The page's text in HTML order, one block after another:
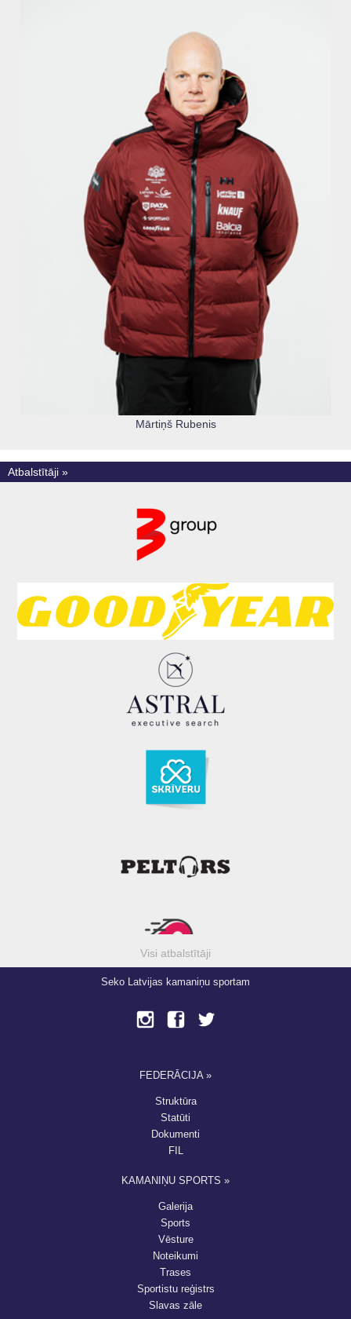
Mārtiņš Rubenis
Atbalstītāji »
Visi atbalstītāji
Seko Latvijas kamaniņu sportam
FEDERĀCIJA »
Struktūra
Statūti
Dokumenti
FIL
KAMANIŅU SPORTS »
Galerija
Sports
Vēsture
Noteikumi
Trases
Sportistu reģistrs
Slavas zāle